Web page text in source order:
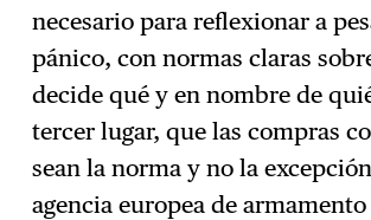
necesario para reflexionar a
pánico, con normas claras
decide qué y en nombre de
tercer lugar, que las compras
sean la norma y no la
agencia europea de